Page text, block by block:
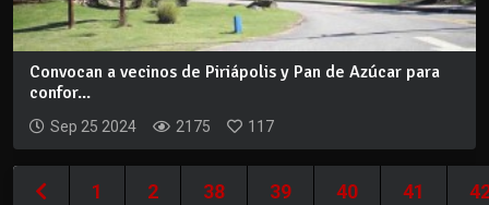
Convocan a vecinos de Piriápolis y Pan de Azúcar para
confor...
Sep 25 2024 2175 117
1 2 38 39 40 41